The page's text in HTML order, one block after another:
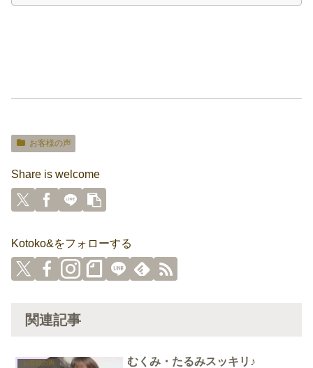
お客様の声
Share is welcome
Kotoko&をフォローする
関連記事
お客様の声 むくみ・たるみスッキリ♪